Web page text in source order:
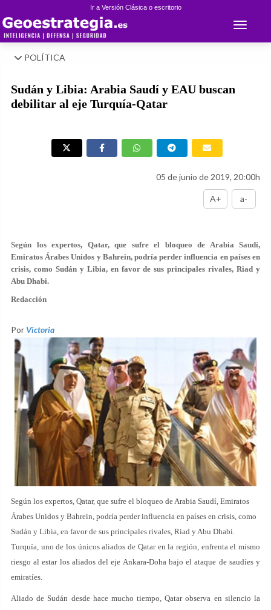
Ir a Versión Clásica o escritorio
Toggle
POLÍTICA
Sudán y Libia: Arabia Saudí y EAU buscan
debilitar al eje Turquía-Qatar
05 de junio de 2019, 20:00h
A+ a-
Según los expertos, Qatar, que sufre el bloqueo de Arabia Saudí,
Emiratos Árabes Unidos y Bahrein, podría perder influencia en países en
crisis, como Sudán y Libia, en favor de sus principales rivales, Riad y
Abu Dhabi.
Redacción
Por Victoria
Según los expertos, Qatar, que sufre el bloqueo de Arabia Saudí, Emiratos
Árabes Unidos y Bahrein, podría perder influencia en países en crisis, como
Sudán y Libia, en favor de sus principales rivales, Riad y Abu Dhabi.
Turquía, uno de los únicos aliados de Qatar en la región, enfrenta el mismo
riesgo al estar los aliados del eje Ankara-Doha bajo el ataque de saudíes y
emiratíes.
Aliado de Sudán desde hace mucho tiempo, Qatar observa en silencio la